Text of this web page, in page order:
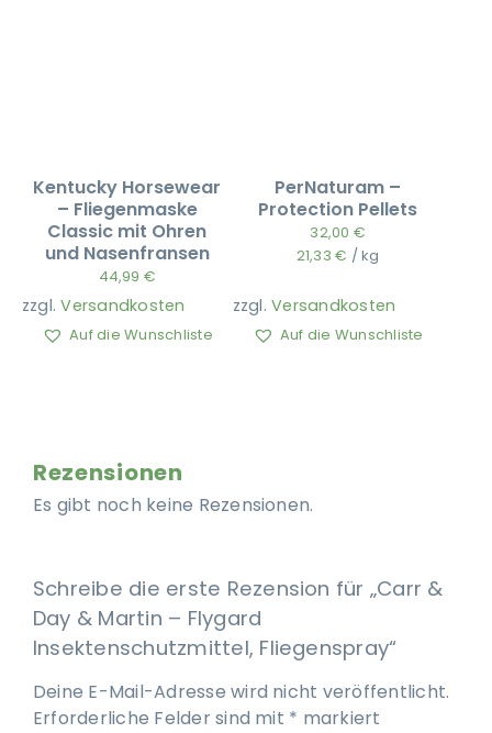
Kentucky Horsewear
– Fliegenmaske
Classic mit Ohren
und Nasenfransen
44,99 €
zzgl.Versandkosten
Auf die Wunschliste
PerNaturam –
Protection Pellets
32,00 €
21,33€ /kg
zzgl.Versandkosten
Auf die Wunschliste
Rezensionen
Es gibt noch keine Rezensionen.
Schreibe die erste Rezension für „Carr &
Day & Martin – Flygard
Insektenschutzmittel, Fliegenspray“
Deine E-Mail-Adresse wird nicht veröffentlicht.
Erforderliche Felder sind mit * markiert